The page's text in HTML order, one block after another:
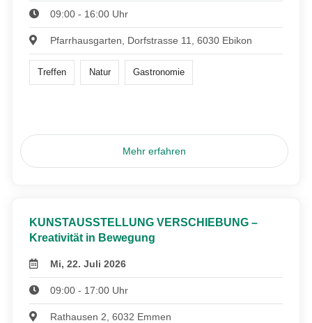
09:00 - 16:00 Uhr
Pfarrhausgarten, Dorfstrasse 11, 6030 Ebikon
Treffen Natur Gastronomie
Mehr erfahren
KUNSTAUSSTELLUNG VERSCHIEBUNG –
Kreativität in Bewegung
Mi, 22. Juli 2026
09:00 - 17:00 Uhr
Rathausen 2, 6032 Emmen